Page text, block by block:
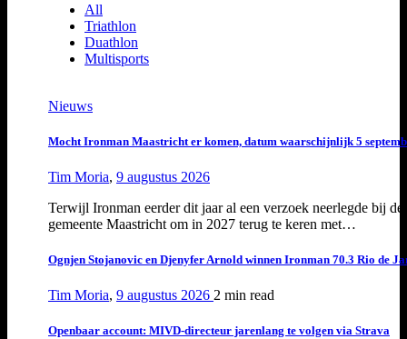
All
Triathlon
Duathlon
Multisports
Nieuws
Mocht Ironman Maastricht er komen, datum waarschijnlijk 5
Tim Moria, 9 augustus 2026
Terwijl Ironman eerder dit jaar al een verzoek neerlegde bij de
gemeente Maastricht om in 2027 terug te keren met…
Ognjen Stojanovic en Djenyfer Arnold winnen Ironman 70.3 Rio de
Tim Moria, 9 augustus 2026 2 min read
Openbaar account: MIVD-directeur jarenlang te volgen via Strava